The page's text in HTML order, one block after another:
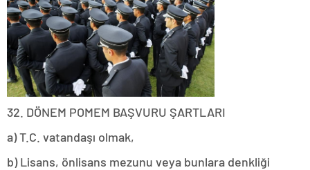
32. DÖNEM POMEM BAŞVURU ŞARTLARI
a) T.C. vatandaşı olmak,
b) Lisans, önlisans mezunu veya bunlara denkliği